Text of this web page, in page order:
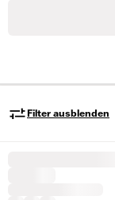
Filter ausblenden